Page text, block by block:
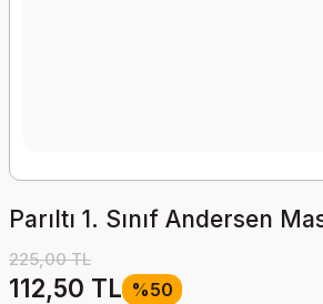
Parıltı 1. Sınıf Andersen
225,00 TL
112,50 TL %50